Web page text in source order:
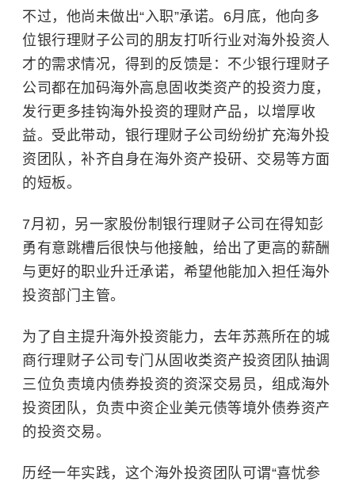
不过，他尚未做出“入职”承诺。6月底，他向多
位银行理财子公司的朋友打听行业对海外投资人
才的需求情况，得到的反馈是：不少银行理财子
公司都在加码海外高息固收类资产的投资力度，
发行更多挂钩海外投资的理财产品，以增厚收
益。受此带动，银行理财子公司纷纷扩充海外投
资团队，补齐自身在海外资产投研、交易等方面
的短板。
7月初，另一家股份制银行理财子公司在得知彭
勇有意跳槽后很快与他接触，给出了更高的薪酬
与更好的职业升迁承诺，希望他能加入担任海外
投资部门主管。
为了自主提升海外投资能力，去年苏燕所在的城
商行理财子公司专门从固收类资产投资团队抽调
三位负责境内债券投资的资深交易员，组成海外
投资团队，负责中资企业美元债等境外债券资产
的投资交易。
历经一年实践，这个海外投资团队可谓“喜忧参